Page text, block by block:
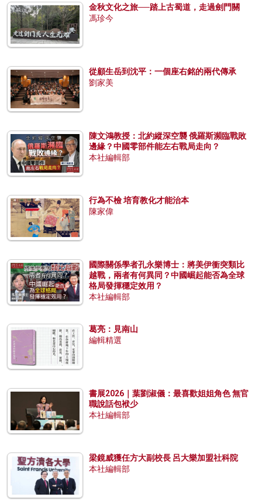
金秋文化之旅──踏上古蜀道，走過劍門關
馮珍今
從顧生岳到沈平：一個座右銘的兩代傳承
劉家美
陳文鴻教授：北約縱深空襲 俄羅斯瀕臨戰敗
邊緣？中國零部件能左右戰局走向？
本社編輯部
行為不檢 培育教化才能治本
陳家偉
國際關係學者孔永樂博士：將美伊衝突類比
越戰，兩者有何異同？中國崛起能否為全球
格局發揮穩定效用？
本社編輯部
葛亮：見南山
編輯精選
書展2026｜葉劉淑儀：最喜歡姐姐角色 無官
職說話包袱少
本社編輯部
梁鏡威獲任方大副校長 呂大樂加盟社科院
本社編輯部